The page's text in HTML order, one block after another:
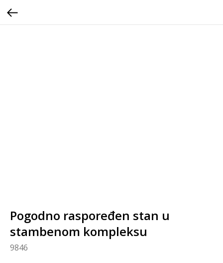
Pogodno raspoređen stan u
stambenom kompleksu
9846